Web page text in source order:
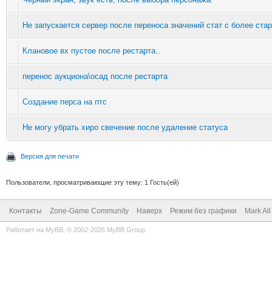
Не запускается сервер после переноса значений стат с более
Клановое вх пустое после рестарта..
перенос аукциона\осад после рестарта
Создание перса на птс
Не могу убрать хиро свечение после удаление статуса
Версия для печати
Пользователи, просматривающие эту тему: 1 Гость(ей)
Контакты Zone-Game Community Наверх Режим без графики Mark
Работает на MyBB , © 2002-2026 MyBB Group